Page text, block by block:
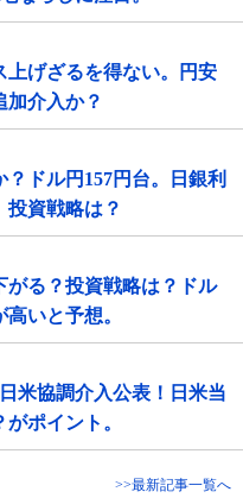
上げざるを得ない。円安
加介入か？
ドル円157円台。日銀利
投資戦略は？
る？投資戦略は？ドル
いと予想。
米協調介入公表！日米当
ポイント。
>>最新記事一覧へ